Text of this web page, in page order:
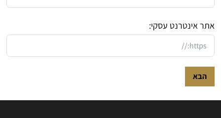
אתר אינטרנט עסקי:
הבא